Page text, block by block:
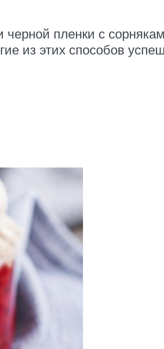
пленки с
из этих способов